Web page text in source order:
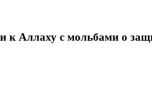
Аллаху с мольбами о